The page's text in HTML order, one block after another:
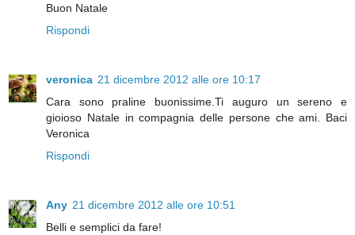
Buon Natale
Rispondi
veronica 21 dicembre 2012 alle ore 10:17
Cara sono praline buonissime.Ti auguro un sereno e
gioioso Natale in compagnia delle persone che ami. Baci
Veronica
Rispondi
Any 21 dicembre 2012 alle ore 10:51
Belli e semplici da fare!